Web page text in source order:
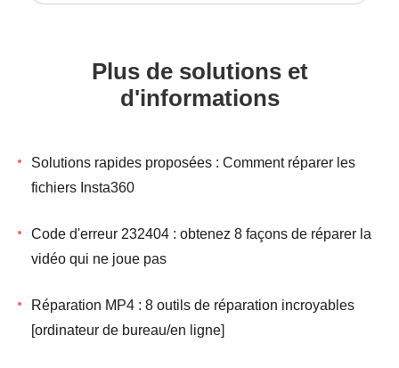
Plus de solutions et
d'informations
Solutions rapides proposées : Comment réparer les
fichiers Insta360
Code d'erreur 232404 : obtenez 8 façons de réparer la
vidéo qui ne joue pas
Réparation MP4 : 8 outils de réparation incroyables
[ordinateur de bureau/en ligne]